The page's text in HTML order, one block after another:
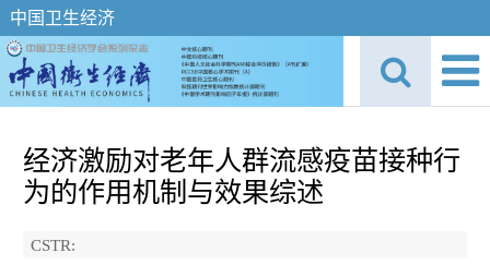
中国卫生经济
经济激励对老年人群流感疫苗接种行
为的作用机制与效果综述
CSTR: